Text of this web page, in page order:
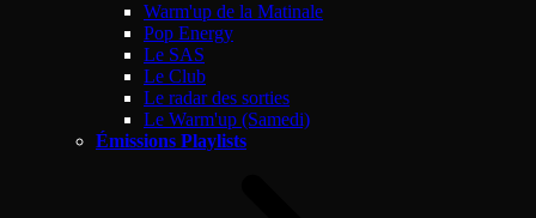
Warm'up de la Matinale
Pop Energy
Le SAS
Le Club
Le radar des sorties
Le Warm'up (Samedi)
Émissions Playlists